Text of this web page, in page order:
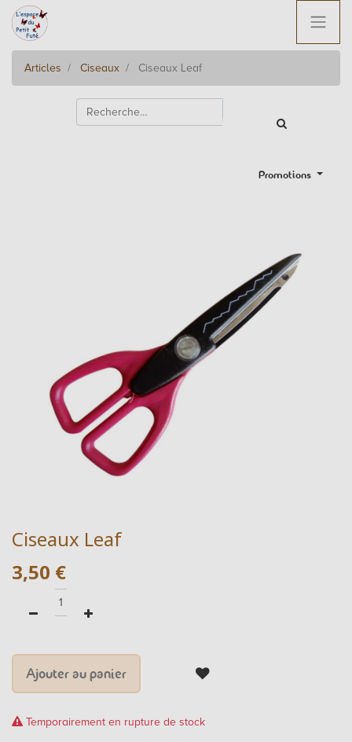
Articles Ciseaux Ciseaux Leaf
Promotions
Ciseaux Leaf
3,50 €
Ajouter au panier
Temporairement en rupture de stock